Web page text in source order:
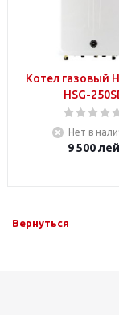
Котел газовый
HSG-
Нет в
9 500лей
Вернуться